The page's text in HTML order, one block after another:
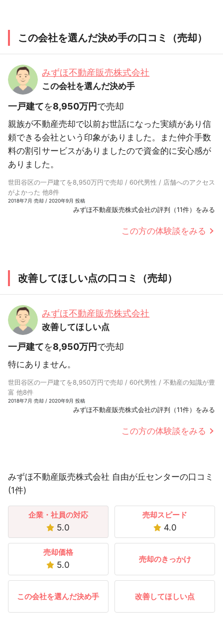
この会社を選んだ決め手の口コミ（売却）
みずほ不動産販売株式会社
この会社を選んだ決め手
一戸建てを8,950万円で売却
親族が不動産売却で以前お世話になった実績があり信
頼できる会社という印象がありました。また仲介手数
料の割引サービスがありましたので資金的に安心感が
ありました。
世田谷区の一戸建てを8,950万円で売却 / 60代男性 / 店舗へのアクセス
がよかった 他8件
2018年7月 売却 / 2020年9月 投稿
みずほ不動産販売株式会社の評判（11件）をみる
この方の体験談をみる
改善してほしい点の口コミ（売却）
みずほ不動産販売株式会社
改善してほしい点
一戸建てを8,950万円で売却
特にありません。
世田谷区の一戸建てを8,950万円で売却 / 60代男性 / 不動産の知識が豊
富 他8件
2018年7月 売却 / 2020年9月 投稿
みずほ不動産販売株式会社の評判（11件）をみる
この方の体験談をみる
みずほ不動産販売株式会社 自由が丘センターの口コミ
(1件)
企業・社員の対応
5.0
売却スピード
4.0
売却価格
5.0
売却のきっかけ
この会社を選んだ決め手 改善してほしい点